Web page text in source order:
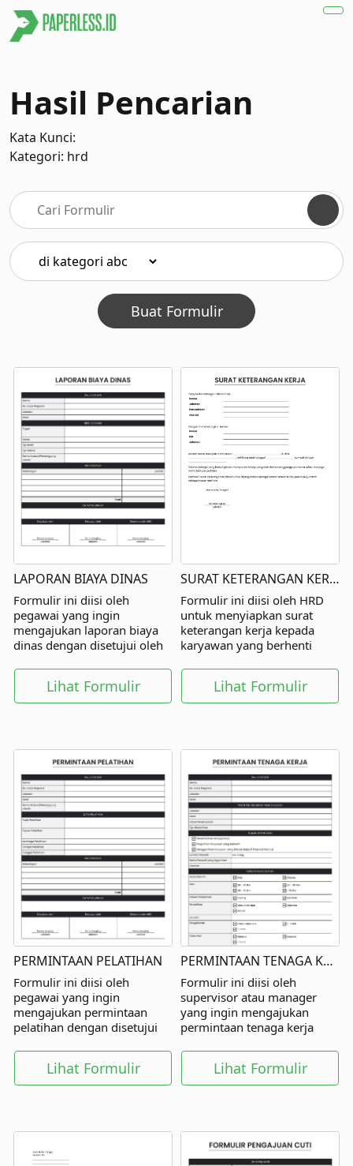
Hasil Pencarian
Kata Kunci:
Kategori: hrd
Buat Formulir
LAPORAN BIAYA DINAS
Formulir ini diisi oleh
pegawai yang ingin
mengajukan laporan biaya
dinas dengan disetujui oleh
lainnya.
Lihat Formulir
SURAT KETERANGAN KERJA
Formulir ini diisi oleh HRD
untuk menyiapkan surat
keterangan kerja kepada
karyawan yang berhenti
Lihat Formulir
PERMINTAAN PELATIHAN
Formulir ini diisi oleh
pegawai yang ingin
mengajukan permintaan
pelatihan dengan disetujui
pihak lainnya.
Lihat Formulir
PERMINTAAN TENAGA KERJA
Formulir ini diisi oleh
supervisor atau manager
yang ingin mengajukan
permintaan tenaga kerja
langsung dan pihak lainnya.
Lihat Formulir